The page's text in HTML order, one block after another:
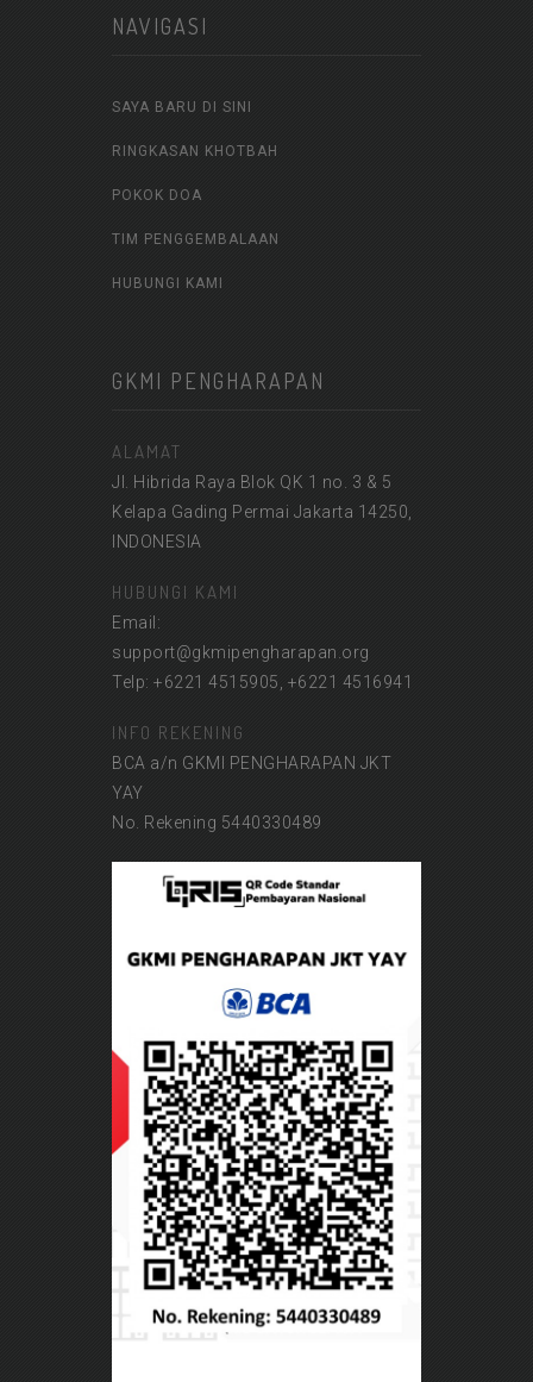
NAVIGASI
SAYA BARU DI SINI
RINGKASAN KHOTBAH
POKOK DOA
TIM PENGGEMBALAAN
HUBUNGI KAMI
GKMI PENGHARAPAN
ALAMAT
Jl. Hibrida Raya Blok QK 1 no. 3 & 5
Kelapa Gading Permai Jakarta 14250,
INDONESIA
HUBUNGI KAMI
Email:
support@gkmipengharapan.org
Telp: +6221 4515905, +6221 4516941
INFO REKENING
BCA a/n GKMI PENGHARAPAN JKT
YAY
No. Rekening 5440330489